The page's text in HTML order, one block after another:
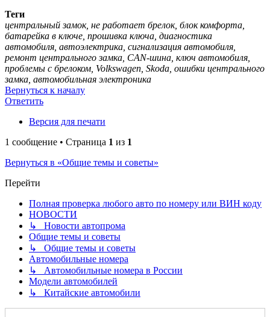
Теги
центральный замок, не работает брелок, блок комфорта,
батарейка в ключе, прошивка ключа, диагностика
автомобиля, автоэлектрика, сигнализация автомобиля,
ремонт центрального замка, CAN-шина, ключ автомобиля,
проблемы с брелоком, Volkswagen, Skoda, ошибки центрального
замка, автомобильная электроника
Вернуться к началу
Ответить
Версия для печати
1 сообщение • Страница 1 из 1
Вернуться в «Общие темы и советы»
Перейти
Полная проверка любого авто по номеру или ВИН коду
НОВОСТИ
↳ Новости автопрома
Общие темы и советы
↳ Общие темы и советы
Автомобильные номера
↳ Автомобильные номера в России
Модели автомобилей
↳ Китайские автомобили